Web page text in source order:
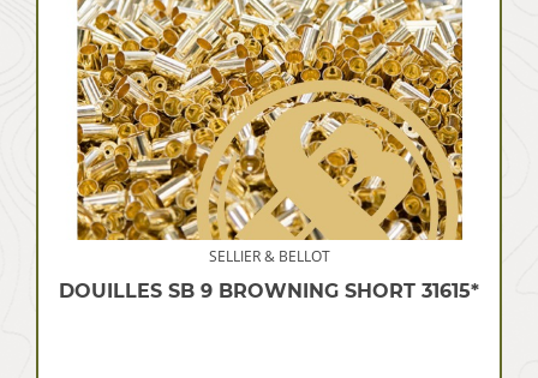
SELLIER & BELLOT
DOUILLES SB 9 BROWNING SHORT 31615*